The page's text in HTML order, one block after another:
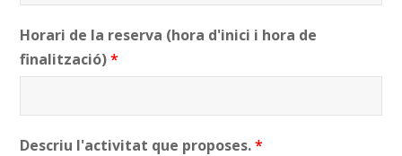
Horari de la reserva (hora d'inici i hora de
finalització)*
Descriu l'activitat que proposes.*